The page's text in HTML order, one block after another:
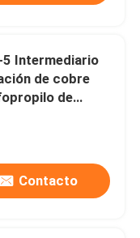
Intermediario
de cobre
de
Contacto